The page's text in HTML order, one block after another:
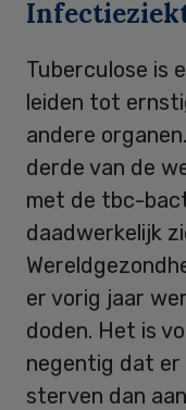
Tuberculose is
leiden tot
andere
derde van de
met de tbc-
daadwerkelijk
er vorig jaar
doden. Het is
negentig dat er
sterven dan